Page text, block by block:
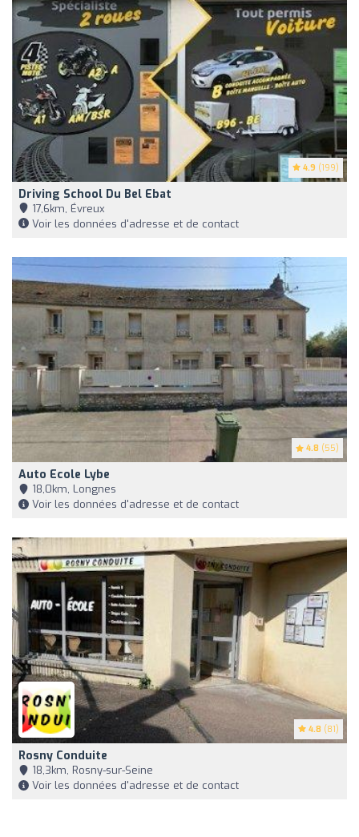
4.9 (199)
Driving School Du Bel Ebat
17,6km, Évreux
Voir les données d'adresse et de contact
4.8 (55)
Auto Ecole Lybe
18,0km, Longnes
Voir les données d'adresse et de contact
4.8 (81)
Rosny Conduite
18,3km, Rosny-sur-Seine
Voir les données d'adresse et de contact